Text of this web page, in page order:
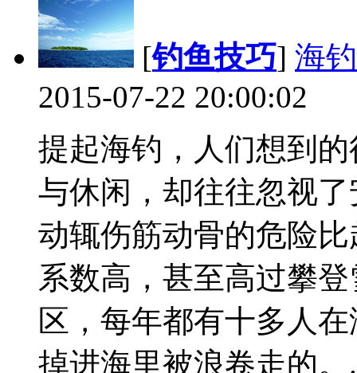
[钓鱼技巧] 海
2015-07-22 20:00:02
提起海钓，人们想到
与休闲，却往往忽视
动辄伤筋动骨的危险
系数高，甚至高过攀
区，每年都有十多人
掉进海里被浪卷走的。